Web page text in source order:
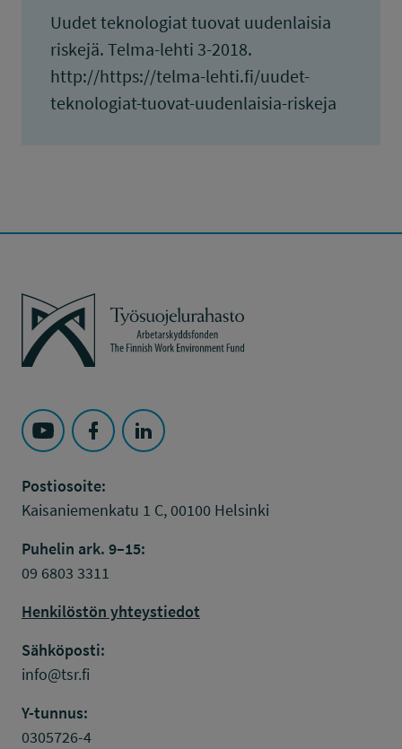
Uudet teknologiat tuovat uudenlaisia
riskejä. Telma-lehti 3-2018.
http://https://telma-lehti.fi/uudet-
teknologiat-tuovat-uudenlaisia-riskeja
Työsuojelurahasto
Seuraa Työsuojelurahasto kohteessa: YouTube
Seuraa Työsuojelurahasto kohteessa:
Seuraa Työsuojelurahasto kohteessa:
Postiosoite:
Kaisaniemenkatu 1 C, 00100 Helsinki
Puhelin ark. 9–15:
09 6803 3311
Henkilöstön yhteystiedot
Sähköposti:
info@tsr.fi
Y-tunnus:
0305726-4